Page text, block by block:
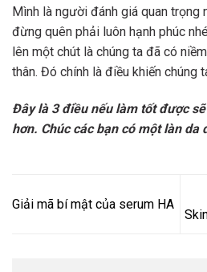
Mình là người đánh giá quan trọng
đừng quên phải luôn hạnh phúc
lên một chút là chúng ta đã có
thân. Đó chính là điều khiến chúng
Đây là 3 điều nếu làm tốt được
hơn. Chúc các bạn có một làn da
Giải mã bí mật của serum HA